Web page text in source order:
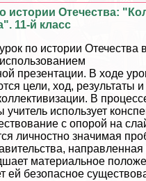
истории Отечества:
11-й класс
по истории Отечества в
презентации. В ходе
цели, ход, результаты и
В
учитель использует
с опорой на
личностно значимая
материальное
ей безопасное